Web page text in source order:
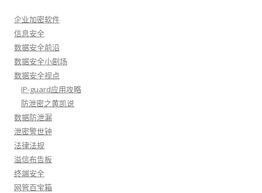
企业加密软件
信息安全
数据安全前沿
数据安全小剧场
数据安全视点
IP-guard应用攻略
防泄密之黄凯说
数据防泄漏
泄密警世钟
法律法规
溢信布告板
终端安全
网管百宝箱